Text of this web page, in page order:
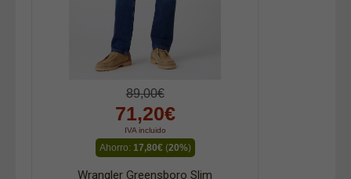
89,00€
71,20€
IVA incluido
Ahorro: 17,80€(20%)
Wrangler Greensboro Slim